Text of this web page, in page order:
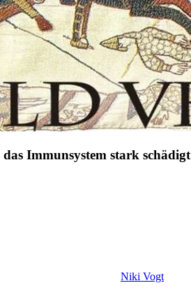
Immunsystem stark schädigt
Niki Vogt